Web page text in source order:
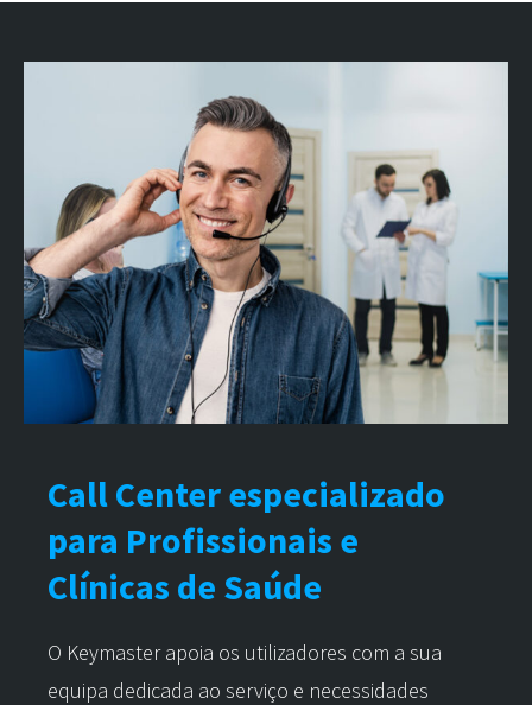
Call Center especializado
para Profissionais e
Clínicas de Saúde
O Keymaster apoia os utilizadores com a sua
equipa dedicada ao serviço e necessidades